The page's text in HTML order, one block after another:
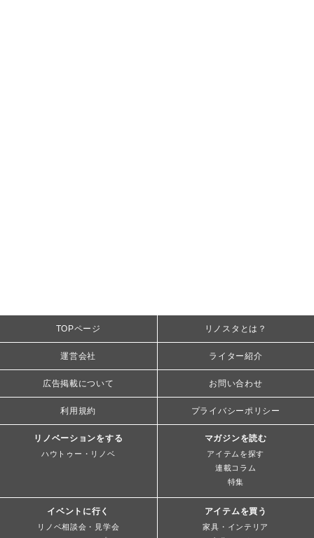
TOPページ リノスタとは？
運営会社 ライター紹介
広告掲載について お問い合わせ
利用規約 プライバシーポリシー
リノベーションをする
ハウトゥー・リノベ
マガジンを読む
アイテムを探す
連載コラム
特集
イベントに行く
リノベ相談会・見学会
アイテムを買う
家具・インテリア